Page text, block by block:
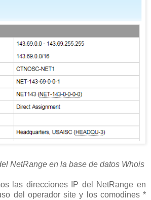
NetRange en la base de datos Whois
las direcciones IP del NetRange en
del operador site y los comodines *